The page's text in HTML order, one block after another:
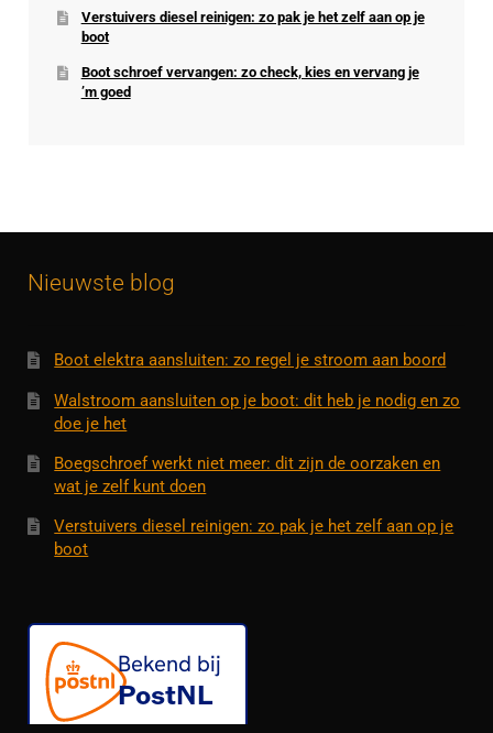
Verstuivers diesel reinigen: zo pak je het zelf aan op je
boot
Boot schroef vervangen: zo check, kies en vervang je
’m goed
Nieuwste blog
Boot elektra aansluiten: zo regel je stroom aan boord
Walstroom aansluiten op je boot: dit heb je nodig en zo
doe je het
Boegschroef werkt niet meer: dit zijn de oorzaken en
wat je zelf kunt doen
Verstuivers diesel reinigen: zo pak je het zelf aan op je
boot